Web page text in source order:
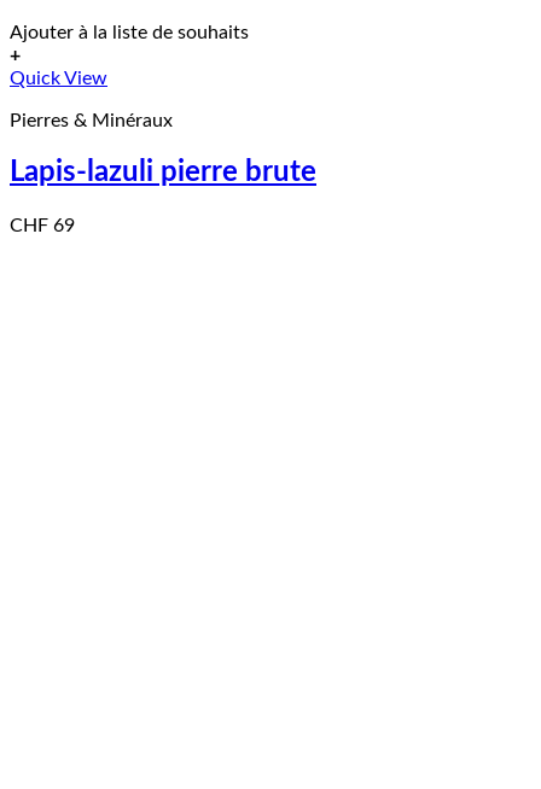
Ajouter à la liste de souhaits
+
Quick View
Pierres & Minéraux
Lapis-lazuli pierre brute
CHF 69